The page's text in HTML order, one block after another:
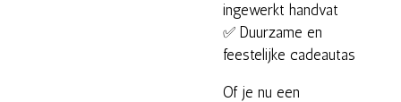
ingewerkt handvat
✅ Duurzame en
feestelijke cadeautas
Of je nu een